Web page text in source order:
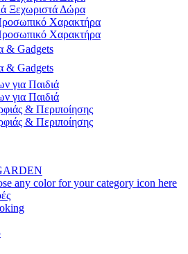
Ξεχωριστά Δώρα
Χαρακτήρα
Χαρακτήρα
& Gadgets
& Gadgets
για Παιδιά
για Παιδιά
& Περιποίησης
& Περιποίησης
any color for your category icon here